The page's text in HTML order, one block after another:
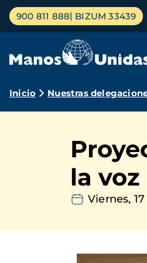
Pasar
contenido
Menú
principal
900 811 888 BIZUM 33439
Ruta
navegación
Inicio Nuestras
la
Viernes,